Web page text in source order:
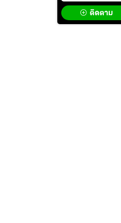
ติดตาม